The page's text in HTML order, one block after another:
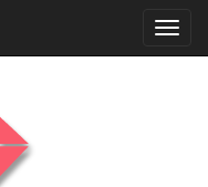
菜
单